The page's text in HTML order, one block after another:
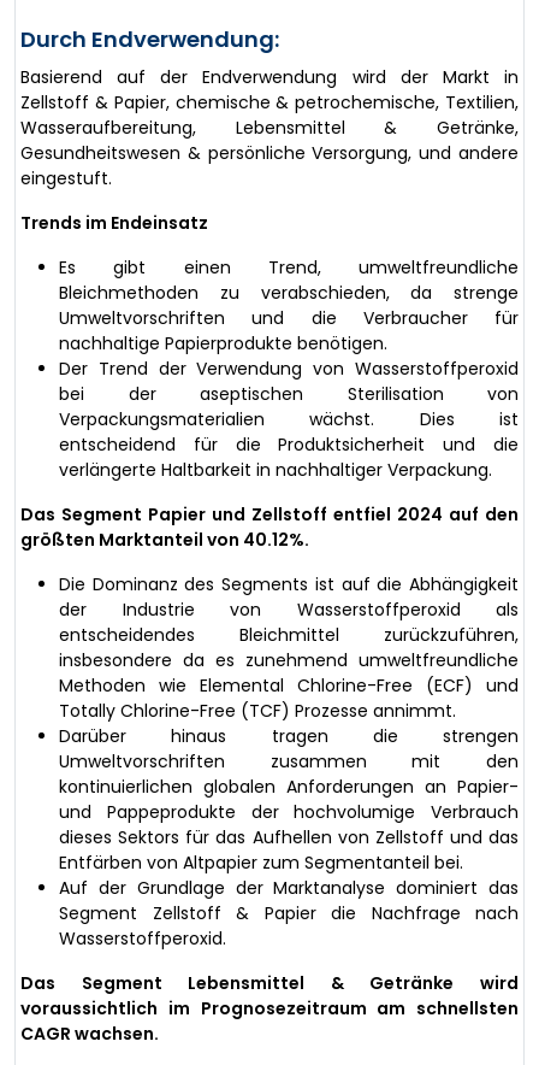
Durch Endverwendung:
Basierend auf der Endverwendung wird der Markt in
Zellstoff & Papier, chemische & petrochemische, Textilien,
Wasseraufbereitung, Lebensmittel & Getränke,
Gesundheitswesen & persönliche Versorgung, und andere
eingestuft.
Trends im Endeinsatz
Es gibt einen Trend, umweltfreundliche
Bleichmethoden zu verabschieden, da strenge
Umweltvorschriften und die Verbraucher für
nachhaltige Papierprodukte benötigen.
Der Trend der Verwendung von Wasserstoffperoxid
bei der aseptischen Sterilisation von
Verpackungsmaterialien wächst. Dies ist
entscheidend für die Produktsicherheit und die
verlängerte Haltbarkeit in nachhaltiger Verpackung.
Das Segment Papier und Zellstoff entfiel 2024 auf den
größten Marktanteil von 40.12%.
Die Dominanz des Segments ist auf die Abhängigkeit
der Industrie von Wasserstoffperoxid als
entscheidendes Bleichmittel zurückzuführen,
insbesondere da es zunehmend umweltfreundliche
Methoden wie Elemental Chlorine-Free (ECF) und
Totally Chlorine-Free (TCF) Prozesse annimmt.
Darüber hinaus tragen die strengen
Umweltvorschriften zusammen mit den
kontinuierlichen globalen Anforderungen an Papier-
und Pappeprodukte der hochvolumige Verbrauch
dieses Sektors für das Aufhellen von Zellstoff und das
Entfärben von Altpapier zum Segmentanteil bei.
Auf der Grundlage der Marktanalyse dominiert das
Segment Zellstoff & Papier die Nachfrage nach
Wasserstoffperoxid.
Das Segment Lebensmittel & Getränke wird
voraussichtlich im Prognosezeitraum am schnellsten
CAGR wachsen.